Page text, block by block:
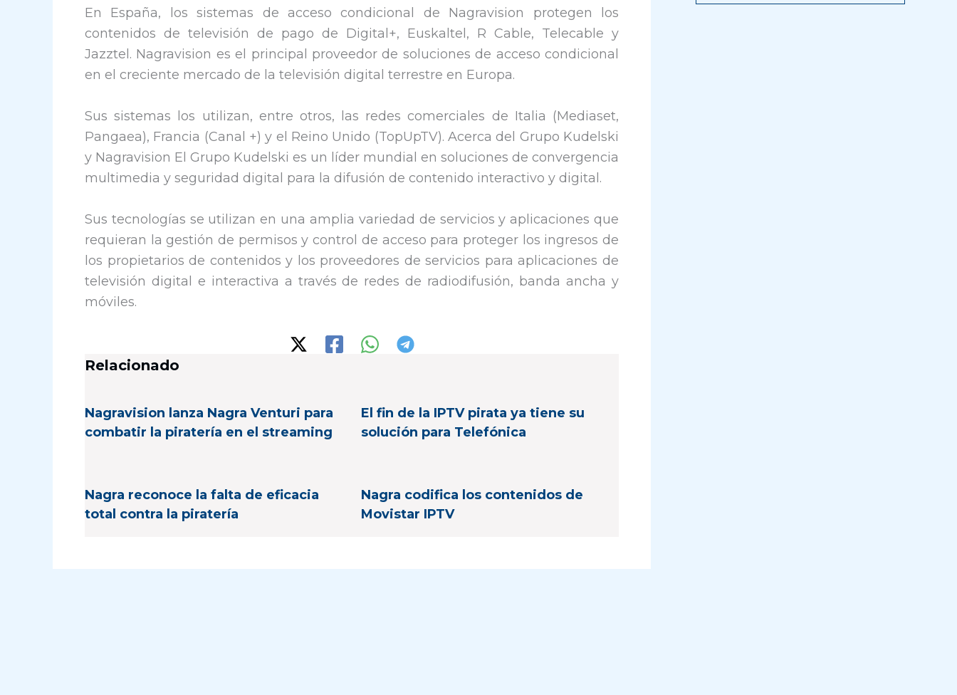
En España, los sistemas de acceso condicional de Nagravision protegen los
contenidos de televisión de pago de Digital+, Euskaltel, R Cable, Telecable y
Jazztel. Nagravision es el principal proveedor de soluciones de acceso condicional
en el creciente mercado de la televisión digital terrestre en Europa.
Sus sistemas los utilizan, entre otros, las redes comerciales de Italia (Mediaset,
Pangaea), Francia (Canal +) y el Reino Unido (TopUpTV). Acerca del Grupo Kudelski
y Nagravision El Grupo Kudelski es un líder mundial en soluciones de convergencia
multimedia y seguridad digital para la difusión de contenido interactivo y digital.
Sus tecnologías se utilizan en una amplia variedad de servicios y aplicaciones que
requieran la gestión de permisos y control de acceso para proteger los ingresos de
los propietarios de contenidos y los proveedores de servicios para aplicaciones de
televisión digital e interactiva a través de redes de radiodifusión, banda ancha y
móviles.
Relacionado
Nagravision lanza Nagra Venturi para
combatir la piratería en el streaming
El fin de la IPTV pirata ya tiene su
solución para Telefónica
Nagra reconoce la falta de eficacia
total contra la piratería
Nagra codifica los contenidos de
Movistar IPTV